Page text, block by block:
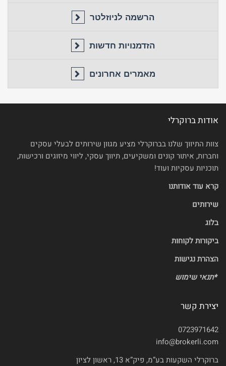
הרשמה לניוזלטר
הזדמנויות חדשות
מאמרים אחרונים
אודות ברוקרלי
צוות התיווך שלנו בברוקרלי מציע מגוון שירותים לבעלי עסקים
וחברות, איתור קונים ומשקיעים, תיווך עסקי, ליווי מיזוגים ורכישות,
תוכניות עסקיות ועוד!
קרא עוד אודותנו
שירותים
בלוג
ביקורות לקוחות
הצהרת נגישות
*תנאי שימוש
יצירת קשר
0723971642
info@brokerli.com
ברוקרלי השקעות בע”מ, פיק”א 13, ראשון לציון